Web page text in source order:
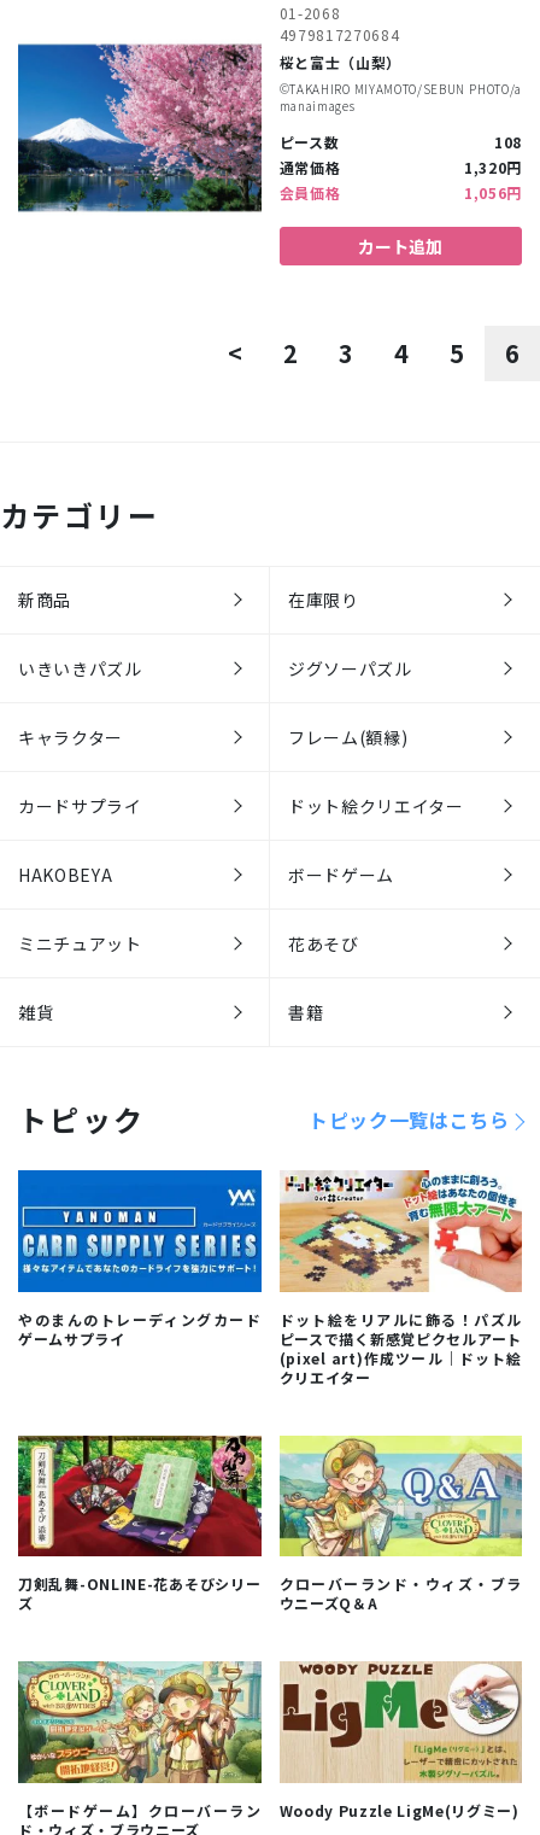
01-2068
4979817270684
桜と富士（山梨）
©︎TAKAHIRO MIYAMOTO/SEBUN PHOTO/a
manaimages
ピース数
108
通常価格
1,320円
会員価格
1,056円
カート追加
< 2 3 4 5 6
カテゴリー
新商品 在庫限り
いきいきパズル ジグソーパズル
キャラクター フレーム(額縁)
カードサプライ ドット絵クリエイター
HAKOBEYA ボードゲーム
ミニチュアット 花あそび
雑貨 書籍
トピック トピック一覧はこちら
やのまんのトレーディングカード
ゲームサプライ
ドット絵をリアルに飾る！パズル
ピースで描く新感覚ピクセルアート
(pixel art)作成ツール｜ドット絵
クリエイター
刀剣乱舞-ONLINE-花あそびシリー
ズ
クローバーランド・ウィズ・ブラ
ウニーズQ＆A
【ボードゲーム】クローバーラン
ド・ウィズ・ブラウニーズ
Woody Puzzle LigMe(リグミー)